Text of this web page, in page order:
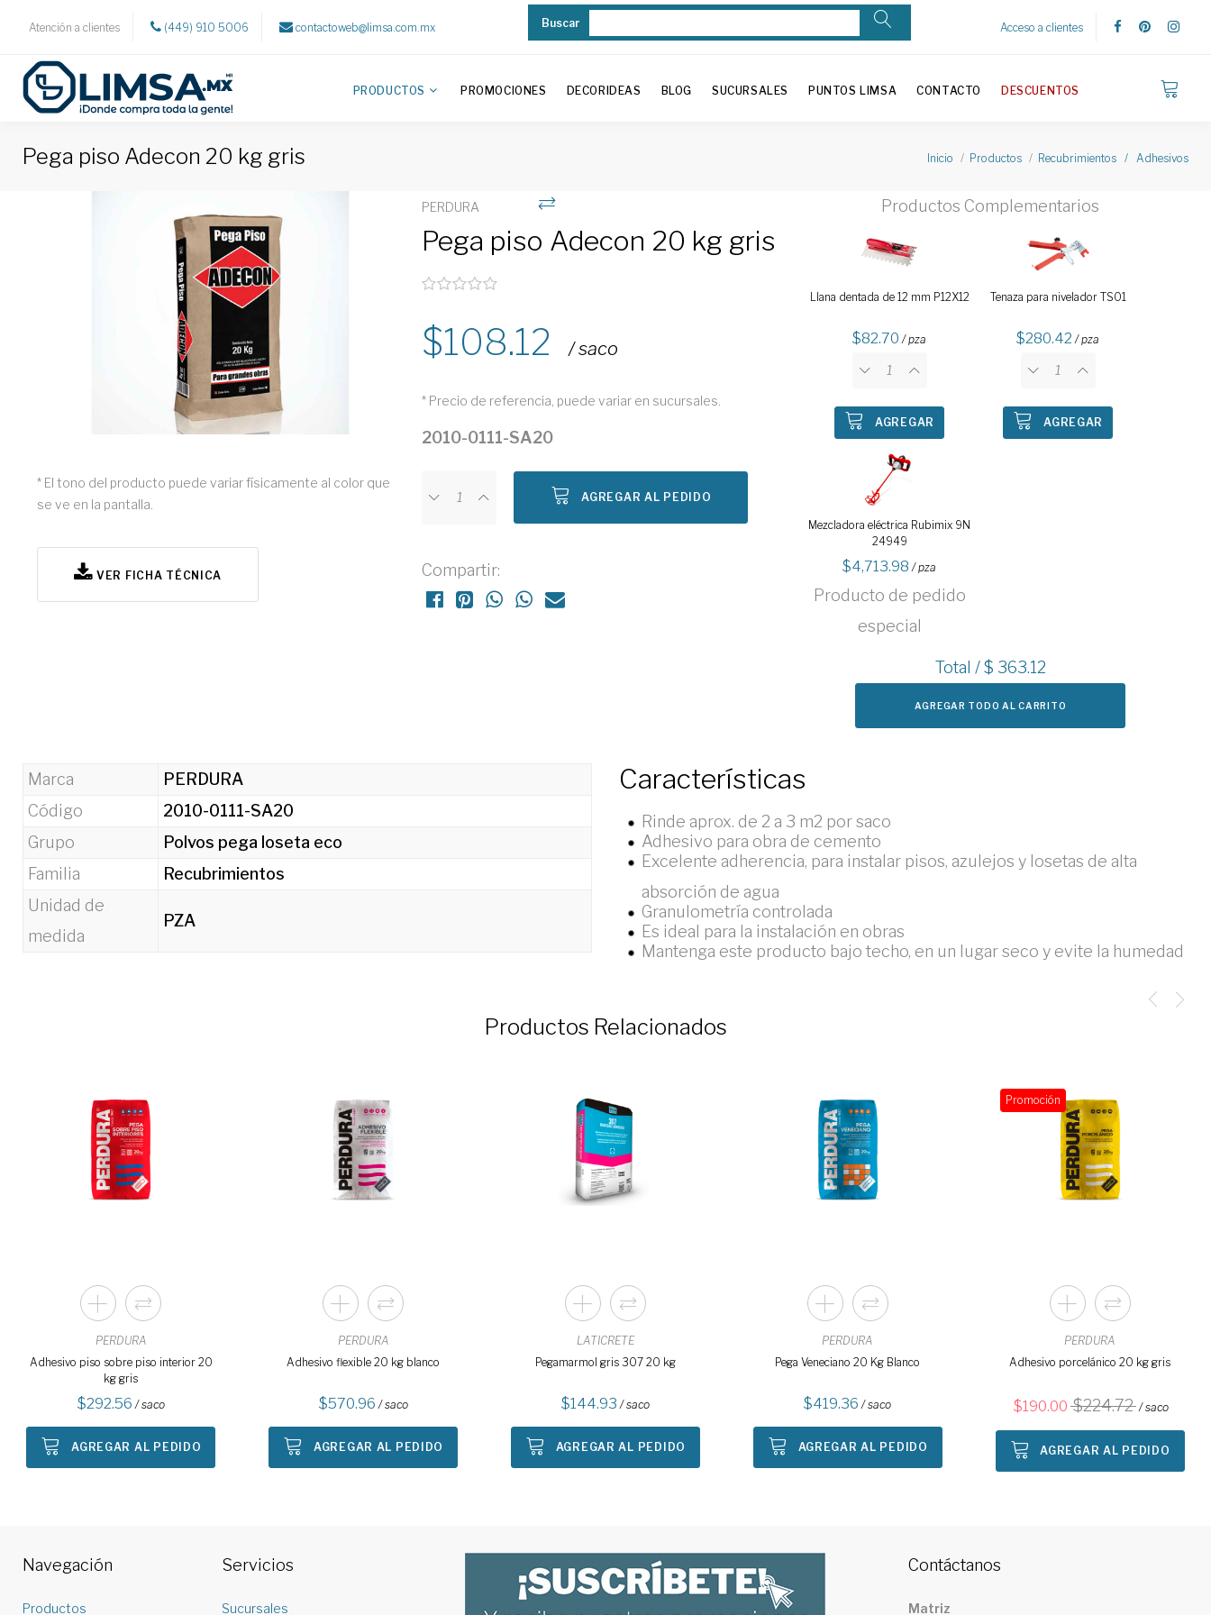
Atención a clientes (449) 910 5006 contactoweb@limsa.com.mx Buscar Acceso a clientes
PRODUCTOS PROMOCIONES DECORIDEAS BLOG SUCURSALES PUNTOS LIMSA CONTACTO DESCUENTOS
Pega piso Adecon 20 kg gris Inicio Productos Recubrimientos / Adhesivos
* El tono del producto puede variar físicamente al color que
se ve en la pantalla.
VER FICHA TÉCNICA
PERDURA
Pega piso Adecon 20 kg gris
108.12 / saco
* Precio de referencia, puede variar en sucursales.
2010-0111-SA20
AGREGAR AL PEDIDO
Compartir:
Productos Complementarios
Llana dentada de 12 mm P12X12
82.70 / pza
AGREGAR
Tenaza para nivelador TS01
280.42 / pza
AGREGAR
Mezcladora eléctrica Rubimix 9N
24949
4,713.98 / pza
Producto de pedido
especial
Total / $ 363.12
AGREGAR TODO AL CARRITO
Marca
PERDURA
Código
2010-0111-SA20
Grupo
Polvos pega loseta eco
Familia
Recubrimientos
Unidad de
medida
PZA
Características
Rinde aprox. de 2 a 3 m2 por saco
Adhesivo para obra de cemento
Excelente adherencia, para instalar pisos, azulejos y losetas de alta
absorción de agua
Granulometría controlada
Es ideal para la instalación en obras
Mantenga este producto bajo techo, en un lugar seco y evite la humedad
Productos Relacionados
PERDURA
Adhesivo piso sobre piso interior 20
kg gris
292.56 / saco
AGREGAR AL PEDIDO
PERDURA
Adhesivo flexible 20 kg blanco
570.96 / saco
AGREGAR AL PEDIDO
LATICRETE
Pegamarmol gris 307 20 kg
144.93 / saco
AGREGAR AL PEDIDO
PERDURA
Pega Veneciano 20 Kg Blanco
419.36 / saco
AGREGAR AL PEDIDO
Promoción
PERDURA
Adhesivo porcelánico 20 kg gris
190.00 224.72 / saco
AGREGAR AL PEDIDO
Navegación
Productos
Servicios
Sucursales
Contáctanos
Matriz